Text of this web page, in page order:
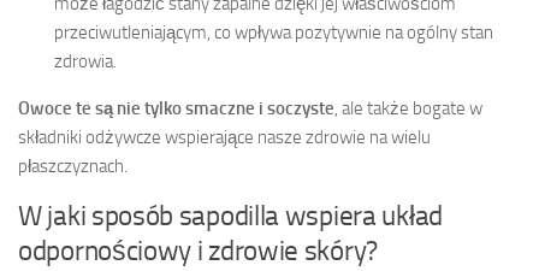
przeciwutleniającym, co wpływa pozytywnie na ogólny stan
zdrowia.
Owoce te są nie tylko smaczne i soczyste, ale także bogate w
składniki odżywcze wspierające nasze zdrowie na wielu
płaszczyznach.
W jaki sposób sapodilla wspiera układ
odpornościowy i zdrowie skóry?